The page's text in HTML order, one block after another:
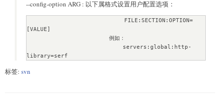
--config-option ARG : 以下属格式设置用户配置选项：
[VALUE]
library=serf
标签: svn